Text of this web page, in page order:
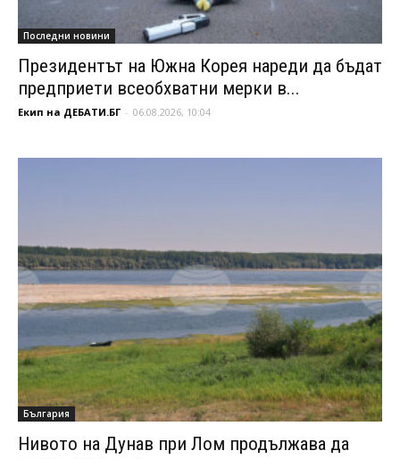
Последни новини
Президентът на Южна Корея нареди да бъдат
предприети всеобхватни мерки в...
Екип на ДЕБАТИ.БГ - 06.08.2026, 10:04
България
Нивото на Дунав при Лом продължава да